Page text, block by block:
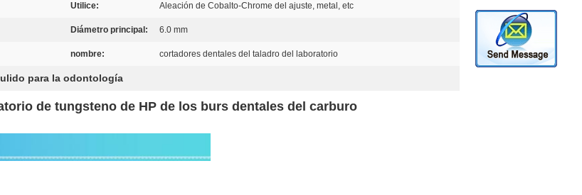
Utilice: Aleación de Cobalto-Chrome del ajuste, metal, etc
Diámetro principal: 6.0 mm
nombre: cortadores dentales del taladro del laboratorio
para la odontología
de tungsteno de HP de los burs dentales del carburo